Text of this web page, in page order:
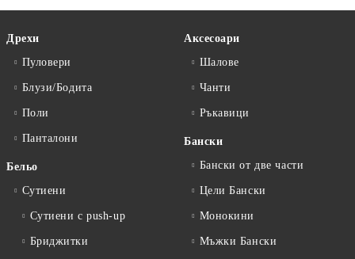
Дрехи
Пуловери
Блузи/Бодита
Поли
Панталони
Бельо
Сутиени
Сутиени с push-up
Бриджитки
Аксесоари
Шалове
Чанти
Ръкавици
Бански
Бански от две части
Цели Бански
Монокини
Мъжки Бански